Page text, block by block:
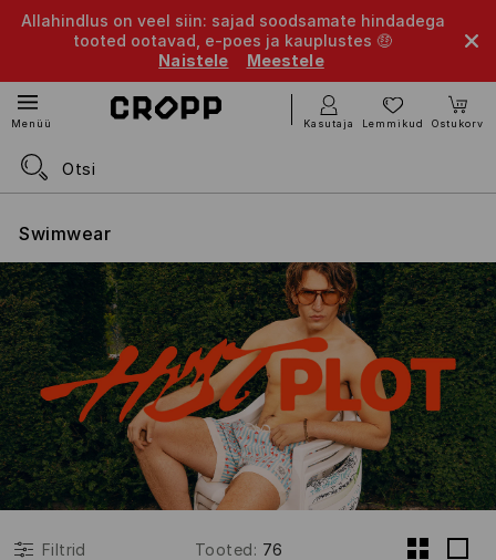
Allahindlus on veel siin: sajad soodsamate hindadega
tooted ootavad, e-poes ja kauplustes 🤑
Naistele
Meestele
Menüü Kasutaja Lemmikud Ostukorv
Swimwear
Filtrid Tooted: 76